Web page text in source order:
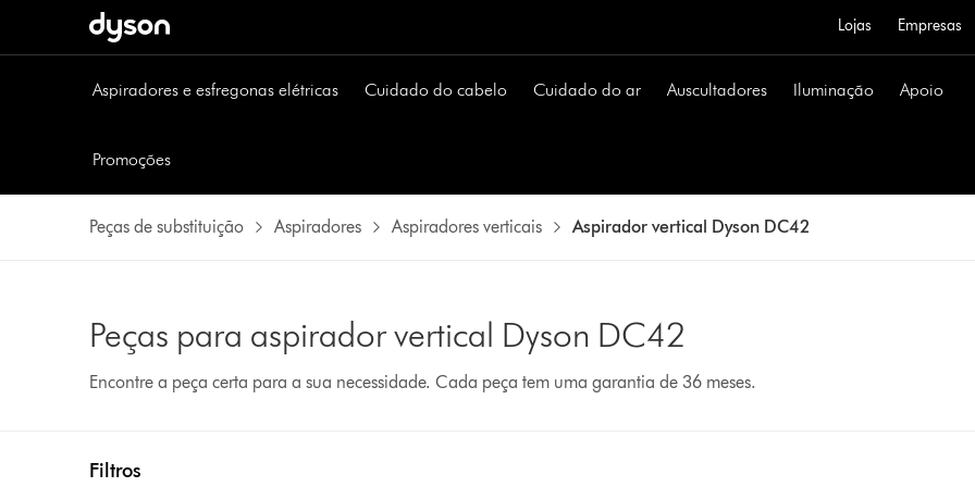
Lojas Empresas
Aspiradores e esfregonas elétricas Cuidado do cabelo Cuidado do ar Auscultadores Iluminação Apoio
Promoções
Peças de substituição Aspiradores Aspiradores verticais Aspirador vertical Dyson DC42
Peças para aspirador vertical Dyson DC42
Encontre a peça certa para a sua necessidade. Cada peça tem uma garantia de 36 meses.
Filtros